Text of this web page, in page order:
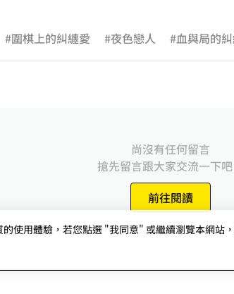
#圍棋上的糾纏愛 #夜色戀人 #血與局的
尚沒有任何留言
搶先留言跟大家交流一下吧
前往閱讀
使用體驗，若您點選 "我同意" 或繼續瀏覽本網站